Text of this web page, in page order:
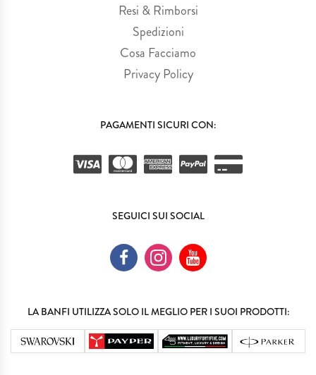
Resi & Rimborsi
Spedizioni
Cosa Facciamo
Privacy Policy
PAGAMENTI SICURI CON:
SEGUICI SUI SOCIAL
LA BANFI UTILIZZA SOLO IL MEGLIO PER I SUOI PRODOTTI: